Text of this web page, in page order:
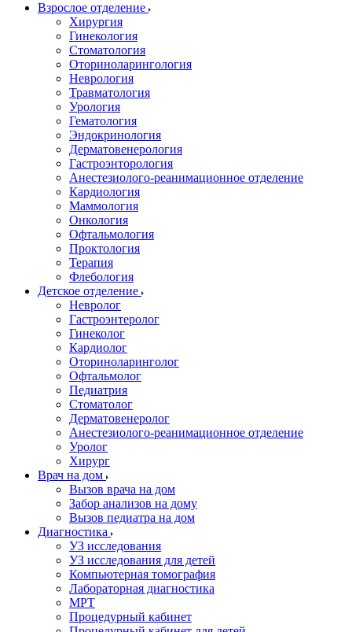
Взрослое отделение
Хирургия
Гинекология
Стоматология
Оториноларингология
Неврология
Травматология
Урология
Гематология
Эндокринология
Дерматовенерология
Гастроэнторология
Анестезиолого-реанимационное отделение
Кардиология
Маммология
Онкология
Офтальмология
Проктология
Терапия
Флебология
Детское отделение
Невролог
Гастроэнтеролог
Гинеколог
Кардиолог
Оториноларинголог
Офтальмолог
Педиатрия
Стоматолог
Дерматовенеролог
Анестезиолого-реанимационное отделение
Уролог
Хирург
Врач на дом
Вызов врача на дом
Забор анализов на дому
Вызов педиатра на дом
Диагностика
УЗ исследования
УЗ исследования для детей
Компьютерная томография
Лабораторная диагностика
МРТ
Процедурный кабинет